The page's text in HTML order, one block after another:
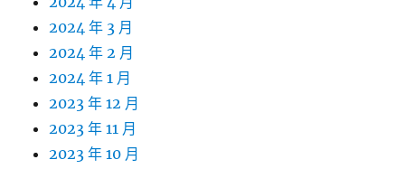
2024 年 3 月
2024 年 2 月
2024 年 1 月
2023 年 12 月
2023 年 11 月
2023 年 10 月